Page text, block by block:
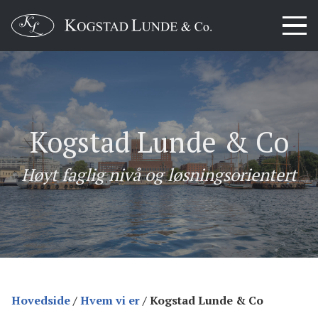
Kogstad Lunde & Co
Høyt faglig nivå og løsningsorientert
Hovedside/Hvem vi er/Kogstad Lunde & Co